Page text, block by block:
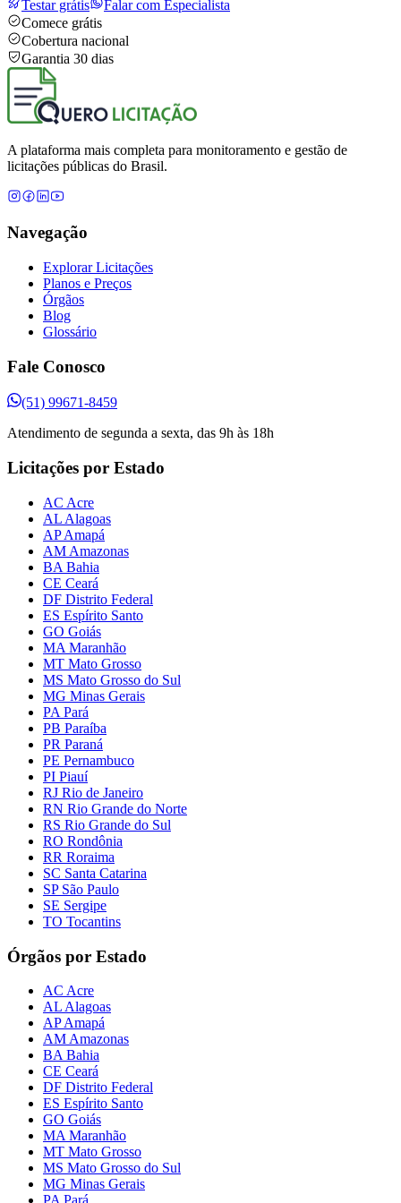
Testar grátis
Falar com Especialista
Comece grátis
Cobertura nacional
Garantia 30 dias
A plataforma mais completa para monitoramento e gestão de
licitações públicas do Brasil.
Navegação
Explorar Licitações
Planos e Preços
Órgãos
Blog
Glossário
Fale Conosco
(51) 99671-8459
Atendimento de segunda a sexta, das 9h às 18h
Licitações por Estado
AC Acre
AL Alagoas
AP Amapá
AM Amazonas
BA Bahia
CE Ceará
DF Distrito Federal
ES Espírito Santo
GO Goiás
MA Maranhão
MT Mato Grosso
MS Mato Grosso do Sul
MG Minas Gerais
PA Pará
PB Paraíba
PR Paraná
PE Pernambuco
PI Piauí
RJ Rio de Janeiro
RN Rio Grande do Norte
RS Rio Grande do Sul
RO Rondônia
RR Roraima
SC Santa Catarina
SP São Paulo
SE Sergipe
TO Tocantins
Órgãos por Estado
AC Acre
AL Alagoas
AP Amapá
AM Amazonas
BA Bahia
CE Ceará
DF Distrito Federal
ES Espírito Santo
GO Goiás
MA Maranhão
MT Mato Grosso
MS Mato Grosso do Sul
MG Minas Gerais